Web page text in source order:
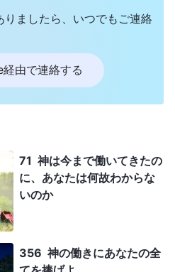
ましたら、いつでもご連絡
経由で連絡する
71 神は今まで働いてきたの
に、あなたは何故わからな
いのか
356 神の働きにあなたの全